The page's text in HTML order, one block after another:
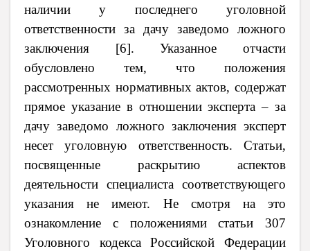
наличии у последнего уголовной
ответственности за дачу заведомо ложного
заключения [6]. Указанное отчасти
обусловлено тем, что положения
рассмотренных нормативных актов, содержат
прямое указание в отношении эксперта – за
дачу заведомо ложного заключения эксперт
несет уголовную ответственность. Статьи,
посвященные раскрытию аспектов
деятельности специалиста соответствующего
указания не имеют. Не смотря на это
ознакомление с положениями статьи 307
Уголовного кодекса Российской Федерации